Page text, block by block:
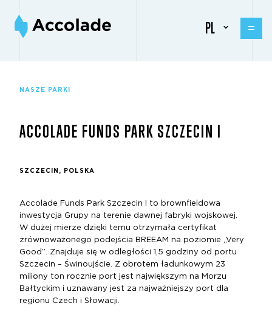
PL
NASZE PARKI
ACCOLADE FUNDS PARK SZCZECIN I
SZCZECIN, POLSKA
Accolade Funds Park Szczecin I to brownfieldowa
inwestycja Grupy na terenie dawnej fabryki wojskowej.
W dużej mierze dzięki temu otrzymała certyfikat
zrównoważonego podejścia BREEAM na poziomie „Very
Good”. Znajduje się w odległości 1,5 godziny od portu
Szczecin – Świnoujście. Z obrotem ładunkowym 23
miliony ton rocznie port jest największym na Morzu
Bałtyckim i uznawany jest za najważniejszy port dla
regionu Czech i Słowacji.